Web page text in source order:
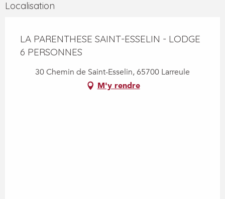
Localisation
LA PARENTHESE SAINT-ESSELIN - LODGE
6 PERSONNES
30 Chemin de Saint-Esselin, 65700 Larreule
M'y rendre